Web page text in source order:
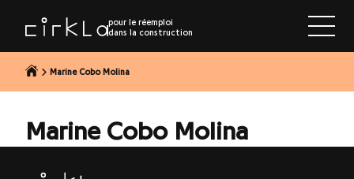
contenu
pour le réemploi
dans la construction
Marine Cobo Molina
Marine Cobo Molina